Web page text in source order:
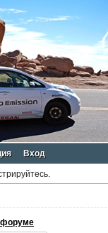
Вход
форуме